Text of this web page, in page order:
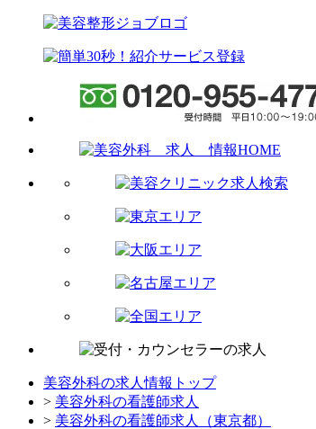
美容外科の求人情報トップ
> 美容外科の看護師求人
> 美容外科の看護師求人（東京都）